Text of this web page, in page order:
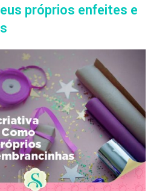
próprios enfeites e